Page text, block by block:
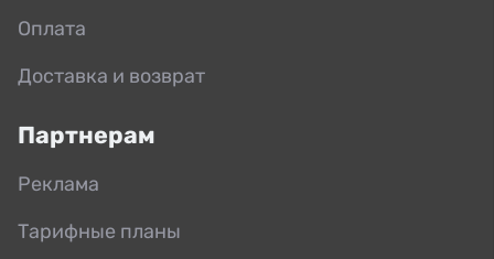
Оплата
Доставка и возврат
Партнерам
Реклама
Тарифные планы